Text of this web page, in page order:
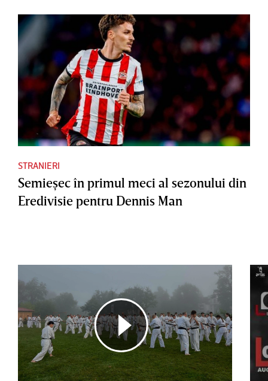
STRANIERI
Semieşec în primul meci al sezonului din
Eredivisie pentru Dennis Man